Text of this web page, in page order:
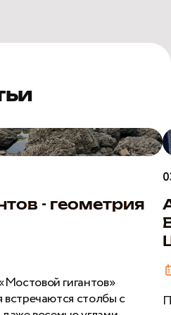
- геометрия
гигантов»
встречаются столбы с